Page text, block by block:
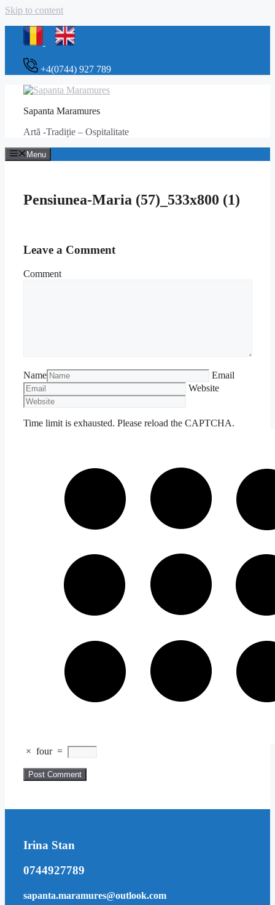
Skip to content
+4(0744) 927 789
Sapanta Maramures
Artă -Tradiție – Ospitalitate
Menu
Pensiunea-Maria (57)_533x800 (1)
Leave a Comment
Comment
Name
Email
Website
Time limit is exhausted. Please reload the CAPTCHA.
× four =
Irina Stan
0744927789
sapanta.maramures@outlook.com